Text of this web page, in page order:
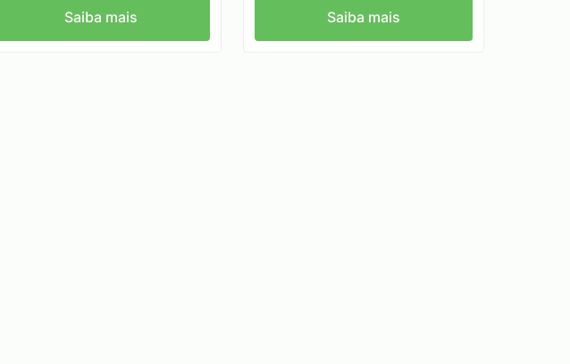
Saiba mais Saiba mais